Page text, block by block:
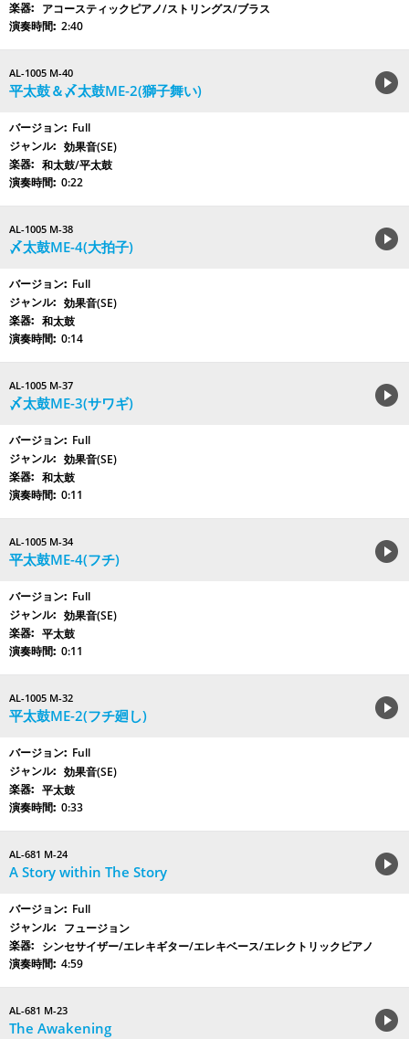
アコースティックピアノ/ストリングス/ブラス
2:40
AL-1005 M-40
平太鼓＆〆太鼓ME-2(獅子舞い)
Full
効果音(SE)
和太鼓/平太鼓
0:22
AL-1005 M-38
〆太鼓ME-4(大拍子)
Full
効果音(SE)
和太鼓
0:14
AL-1005 M-37
〆太鼓ME-3(サワギ)
Full
効果音(SE)
和太鼓
0:11
AL-1005 M-34
平太鼓ME-4(フチ)
Full
効果音(SE)
平太鼓
0:11
AL-1005 M-32
平太鼓ME-2(フチ廻し)
Full
効果音(SE)
平太鼓
0:33
AL-681 M-24
A Story within The Story
Full
フュージョン
シンセサイザー/エレキギター/エレキベース/エレクトリックピアノ
4:59
AL-681 M-23
The Awakening